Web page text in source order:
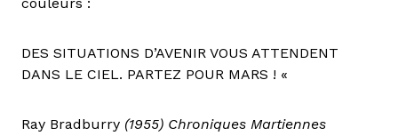
DES SITUATIONS D’AVENIR VOUS ATTENDENT
DANS LE CIEL. PARTEZ POUR MARS ! «
Ray Bradburry (1955) Chroniques Martiennes